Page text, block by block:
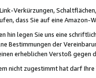
Verkürzungen,
dass Sie auf eine Amazon-
hin legen Sie uns eine
Bestimmungen der
erheblichen Verstoß gegen
nicht zugestimmt hat darf